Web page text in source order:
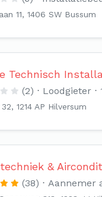
11, 1406 SW Bussum
Technisch
(2) Loodgieter
1214 AP Hilversum
&
(38) Aannemer